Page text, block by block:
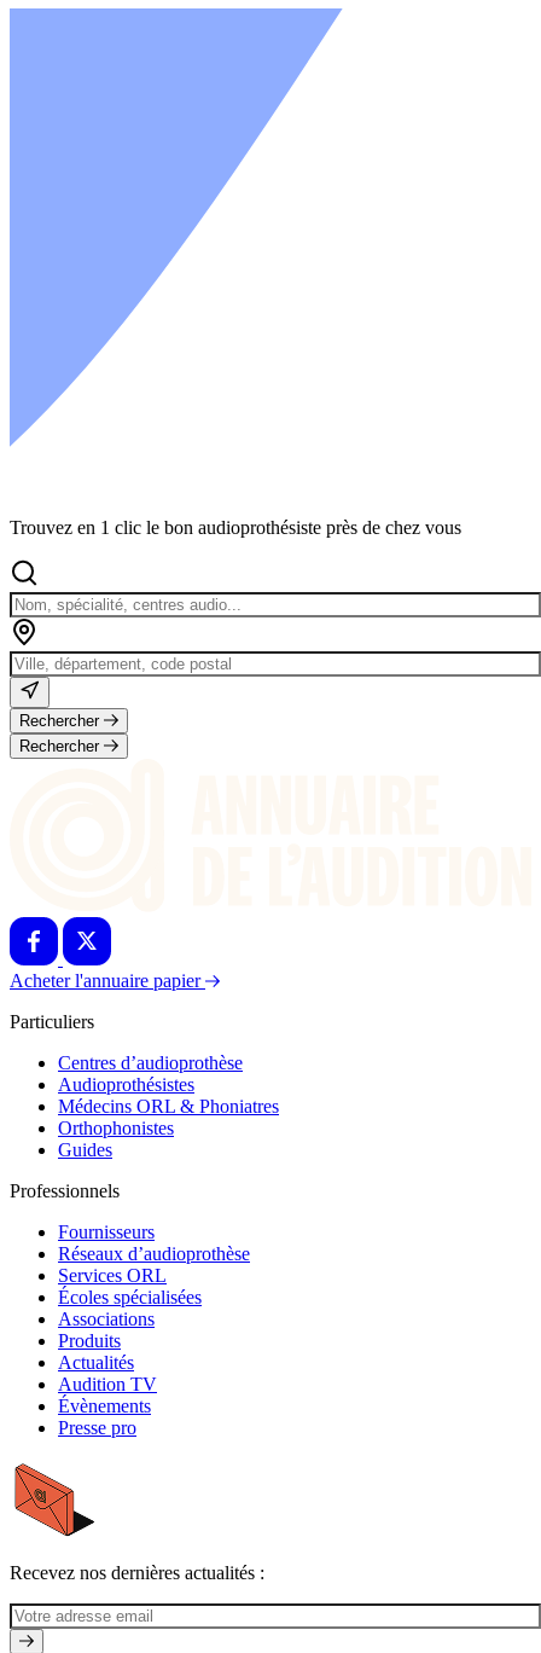
Trouvez en 1 clic le bon audioprothésiste près de chez vous
Rechercher
Rechercher
Acheter l'annuaire papier
Particuliers
Centres d’audioprothèse
Audioprothésistes
Médecins ORL & Phoniatres
Orthophonistes
Guides
Professionnels
Fournisseurs
Réseaux d’audioprothèse
Services ORL
Écoles spécialisées
Associations
Produits
Actualités
Audition TV
Évènements
Presse pro
Recevez nos dernières actualités :